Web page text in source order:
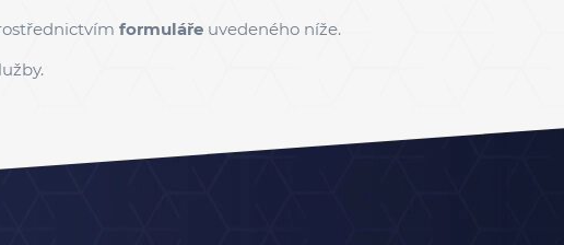
formuláře uvedeného níže.
.